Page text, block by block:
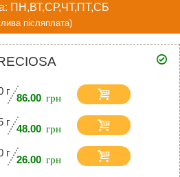
ПН,ВТ,СР,ЧТ,ПТ,СБ
післяплата)
г
86.00
г
48.00
г
26.00